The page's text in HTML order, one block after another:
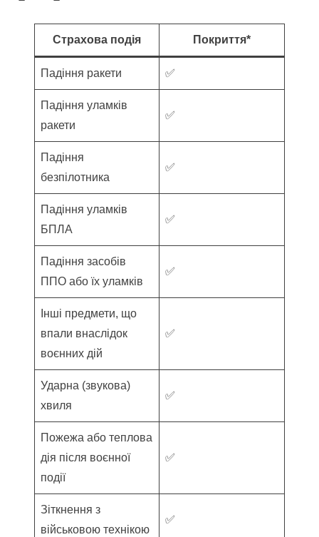
Страхова подія Покриття*
Падіння ракети ✅
Падіння уламків
ракети
✅
Падіння
безпілотника
✅
Падіння уламків
БПЛА
✅
Падіння засобів
ППО або їх уламків
✅
Інші предмети, що
впали внаслідок
воєнних дій
✅
Ударна (звукова)
хвиля
✅
Пожежа або теплова
дія після воєнної
події
✅
Зіткнення з
військовою технікою
✅